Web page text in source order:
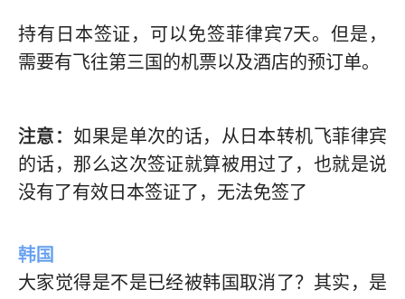
持有日本签证，可以免签菲律宾7天。但是，
需要有飞往第三国的机票以及酒店的预订单。
注意： 如果是单次的话，从日本转机飞菲律宾
的话，那么这次签证就算被用过了，也就是说
没有了有效日本签证了，无法免签了
韩国
大家觉得是不是已经被韩国取消了？其实，是